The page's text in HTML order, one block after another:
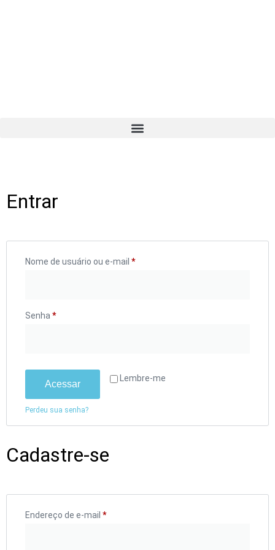
Entrar
Nome de usuário ou e-mail *
Senha *
Lembre-me
Acessar
Perdeu sua senha?
Cadastre-se
Endereço de e-mail *